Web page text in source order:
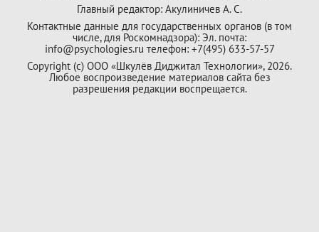
Главный редактор: Акулиничев А. С.
Контактные данные для государственных органов (в том
числе, для Роскомнадзора): Эл. почта:
info@psychologies.ru телефон: +7(495) 633-57-57
Copyright (с) ООО «Шкулёв Диджитал Технологии», 2026.
Любое воспроизведение материалов сайта без
разрешения редакции воспрещается.